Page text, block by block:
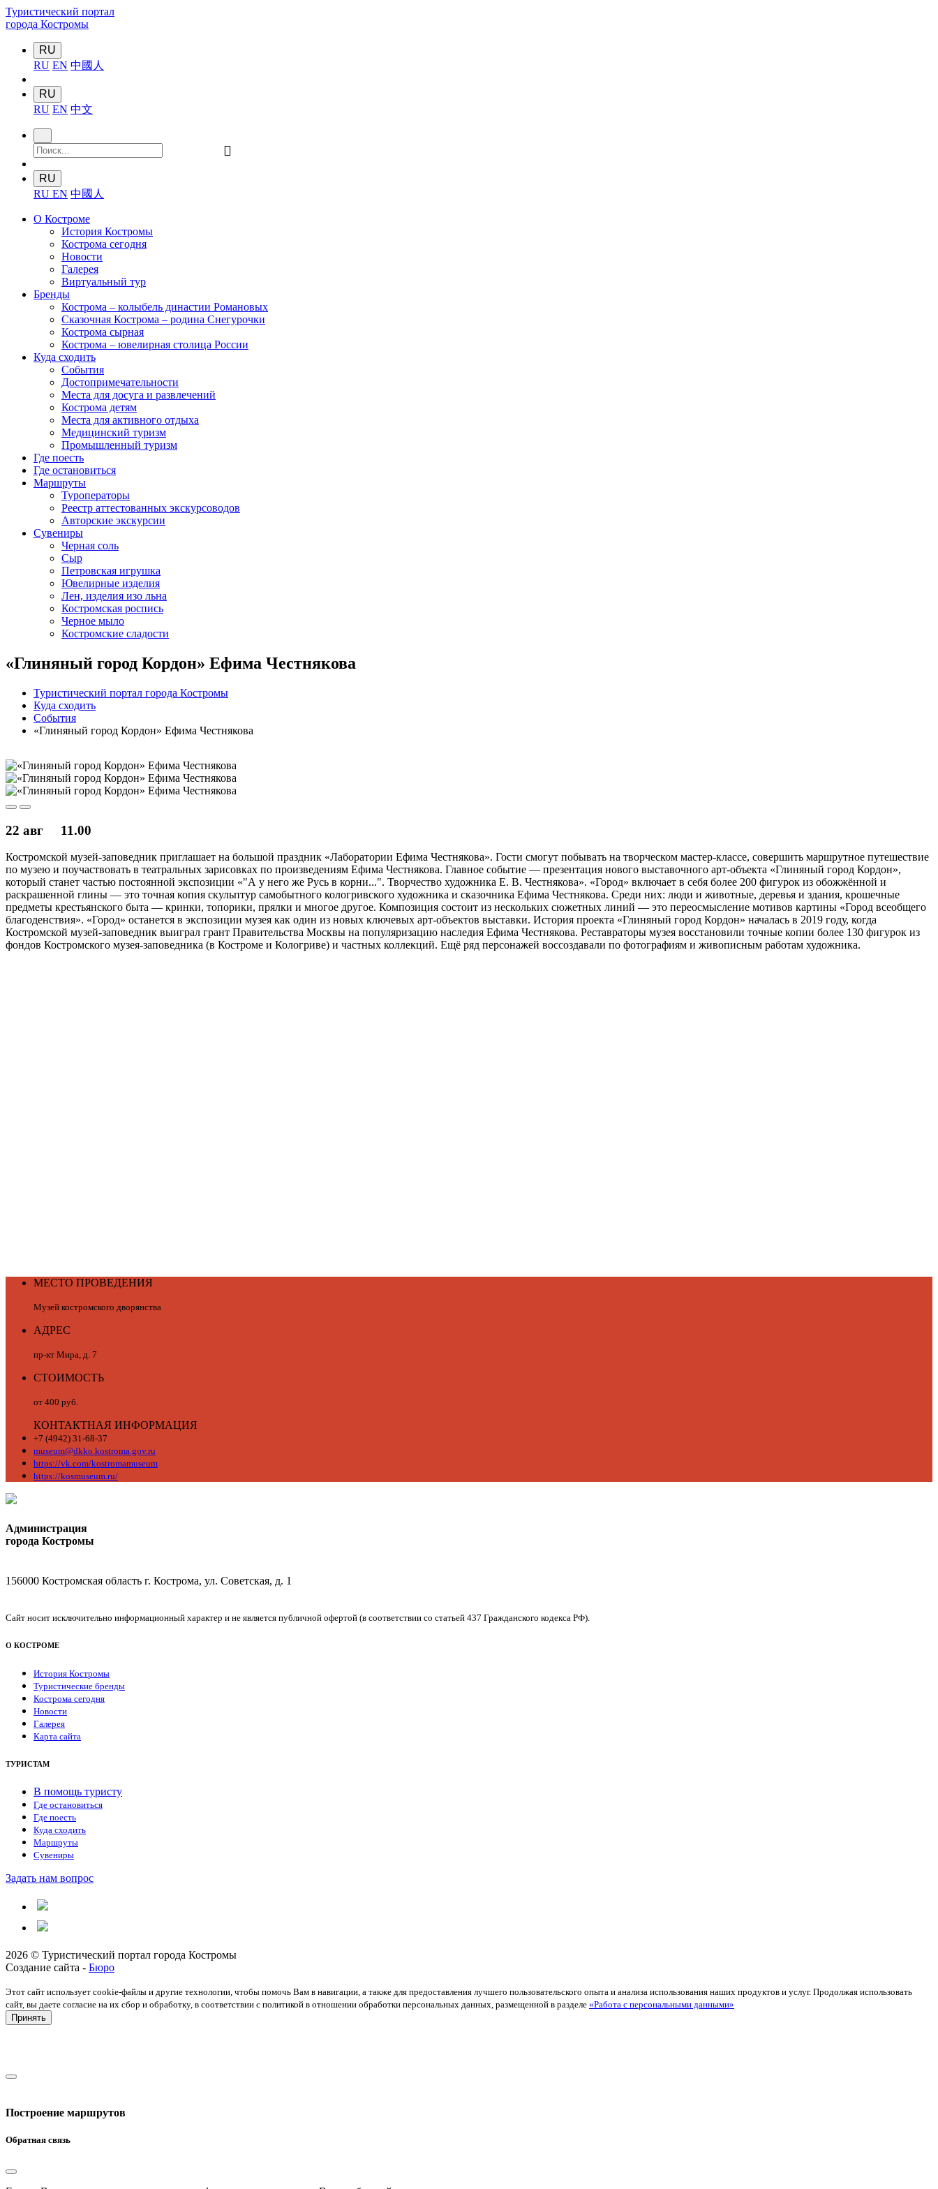
Туристический портал
города Костромы
RU
RU EN 中國人
RU
RU EN 中文
󰍉
RU
RU EN 中國人
О Костроме
История Костромы
Кострома сегодня
Новости
Галерея
Виртуальный тур
Бренды
Кострома – колыбель династии Романовых
Сказочная Кострома – родина Снегурочки
Кострома сырная
Кострома – ювелирная столица России
Куда сходить
События
Достопримечательности
Места для досуга и развлечений
Кострома детям
Места для активного отдыха
Медицинский туризм
Промышленный туризм
Где поесть
Где остановиться
Маршруты
Туроператоры
Реестр аттестованных экскурсоводов
Авторские экскурсии
Сувениры
Черная соль
Сыр
Петровская игрушка
Ювелирные изделия
Лен, изделия изо льна
Костромская роспись
Черное мыло
Костромские сладости
«Глиняный город Кордон» Ефима Честнякова
Туристический портал города Костромы
Куда сходить
События
«Глиняный город Кордон» Ефима Честнякова
22 авг 11.00
Костромской музей-заповедник приглашает на большой праздник «Лаборатории Ефима Честнякова». Гости смогут побывать на творческом мастер-классе, совершить маршрутное путешествие
по музею и поучаствовать в театральных зарисовках по произведениям Ефима Честнякова. Главное событие — презентация нового выставочного арт-объекта «Глиняный город Кордон»,
который станет частью постоянной экспозиции «"А у него же Русь в корни...". Творчество художника Е. В. Честнякова». «Город» включает в себя более 200 фигурок из обожжённой и
раскрашенной глины — это точная копия скульптур самобытного кологривского художника и сказочника Ефима Честнякова. Среди них: люди и животные, деревья и здания, крошечные
предметы крестьянского быта — кринки, топорики, прялки и многое другое. Композиция состоит из нескольких сюжетных линий — это переосмысление мотивов картины «Город всеобщего
благоденствия». «Город» останется в экспозиции музея как один из новых ключевых арт-объектов выставки. История проекта «Глиняный город Кордон» началась в 2019 году, когда
Костромской музей-заповедник выиграл грант Правительства Москвы на популяризацию наследия Ефима Честнякова. Реставраторы музея восстановили точные копии более 130 фигурок из
фондов Костромского музея-заповедника (в Костроме и Кологриве) и частных коллекций. Ещё ряд персонажей воссоздавали по фотографиям и живописным работам художника.
МЕСТО ПРОВЕДЕНИЯ
Музей костромского дворянства
АДРЕС
пр-кт Мира, д. 7
СТОИМОСТЬ
от 400 руб.
КОНТАКТНАЯ ИНФОРМАЦИЯ
+7 (4942) 31-68-37
museum@dkko.kostroma.gov.ru
https://vk.com/kostromamuseum
https://kosmuseum.ru/
Администрация
города Костромы
156000 Костромская область г. Кострома, ул. Советская, д. 1
Сайт носит исключительно информационный характер и не является публичной офертой (в соответствии со статьей 437 Гражданского кодекса РФ).
О КОСТРОМЕ
История Костромы
Туристические бренды
Кострома сегодня
Новости
Галерея
Карта сайта
ТУРИСТАМ
В помощь туристу
Где остановиться
Где поесть
Куда сходить
Маршруты
Сувениры
Задать нам вопрос
2026 © Туристический портал города Костромы
Создание сайта - Бюро
Этот сайт использует cookie-файлы и другие технологии, чтобы помочь Вам в навигации, а также для предоставления лучшего пользовательского опыта и анализа использования наших продуктов и услуг. Продолжая использовать
сайт, вы даете согласие на их сбор и обработку, в соответствии с политикой в отношении обработки персональных данных, размещенной в разделе «Работа с персональными данными»
Принять
Построение маршрутов
Обратная связь